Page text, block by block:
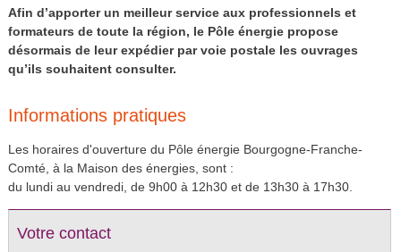
Afin d’apporter un meilleur service aux professionnels et
formateurs de toute la région, le Pôle énergie propose
désormais de leur expédier par voie postale les ouvrages
qu’ils souhaitent consulter.
Informations pratiques
Les horaires d'ouverture du Pôle énergie Bourgogne-Franche-
Comté, à la Maison des énergies, sont :
du lundi au vendredi, de 9h00 à 12h30 et de 13h30 à 17h30.
Votre contact